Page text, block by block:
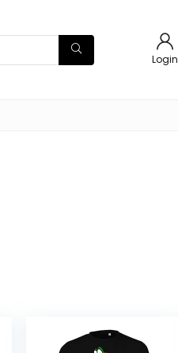
Login